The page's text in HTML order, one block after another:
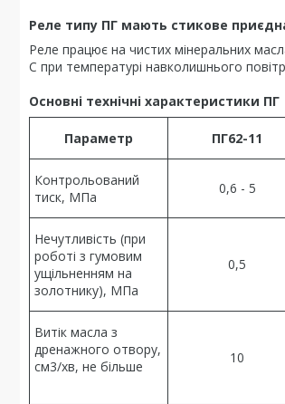
Реле типу ПГ мають стикове
Реле працює на чистих мінеральних
С при температурі навколишнього
Основні технічні характеристики ПГ
Параметр ПГ62-11
Контрольований
тиск, МПа
0,6 - 5
Нечутливість (при
роботі з гумовим
ущільненням на
золотнику), МПа
0,5
Витік масла з
дренажного отвору,
см3/хв, не більше
10